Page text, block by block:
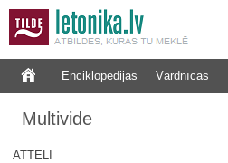
Enciklopēdijas Vārdnīcas
Multivide
ATTĒLI